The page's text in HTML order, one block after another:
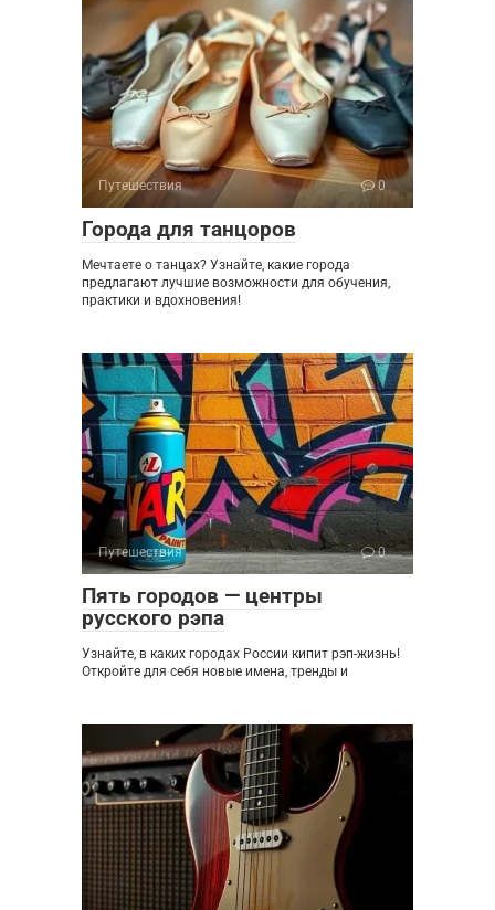
Путешествия 0
Города для танцоров
Мечтаете о танцах? Узнайте, какие города
предлагают лучшие возможности для обучения,
практики и вдохновения!
Путешествия 0
Пять городов — центры
русского рэпа
Узнайте, в каких городах России кипит рэп-жизнь!
Откройте для себя новые имена, тренды и